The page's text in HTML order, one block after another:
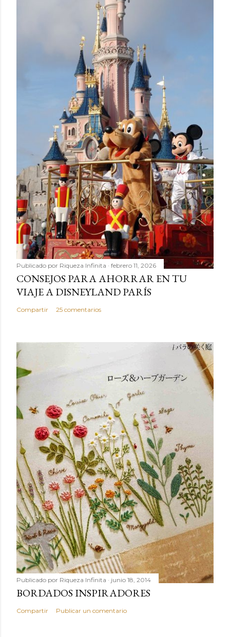
Publicado por Riqueza Infinita febrero 11, 2026
CONSEJOS PARA AHORRAR EN TU
VIAJE A DISNEYLAND PARÍS
Compartir 25 comentarios
Publicado por Riqueza Infinita junio 18, 2014
BORDADOS INSPIRADORES
Compartir Publicar un comentario